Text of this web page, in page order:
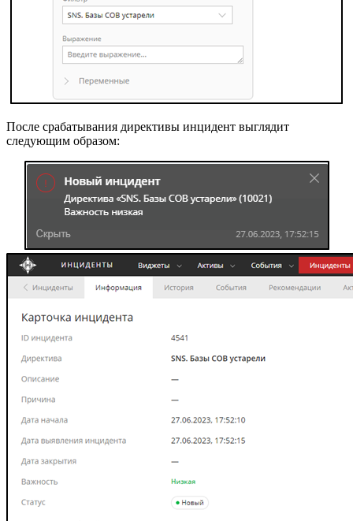
После срабатывания директивы инцидент выглядит
следующим образом: